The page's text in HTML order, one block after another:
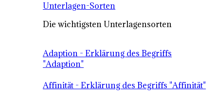
Unterlagen-Sorten
Die wichtigsten Unterlagensorten
Adaption - Erklärung des Begriffs
"Adaption"
Affinität - Erklärung des Begriffs "Affinität"